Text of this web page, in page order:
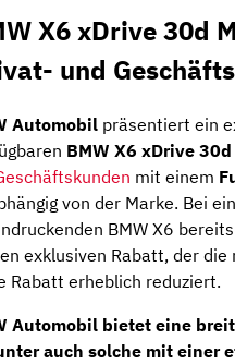
X6 xDrive 30d
und
Automobil präsentiert ein
BMW X6 xDrive
mit einem
von der Marke. Bei
BMW X6
exklusiven Rabatt, der
Rabatt erheblich reduziert.
Automobil bietet eine
auch solche mit einer